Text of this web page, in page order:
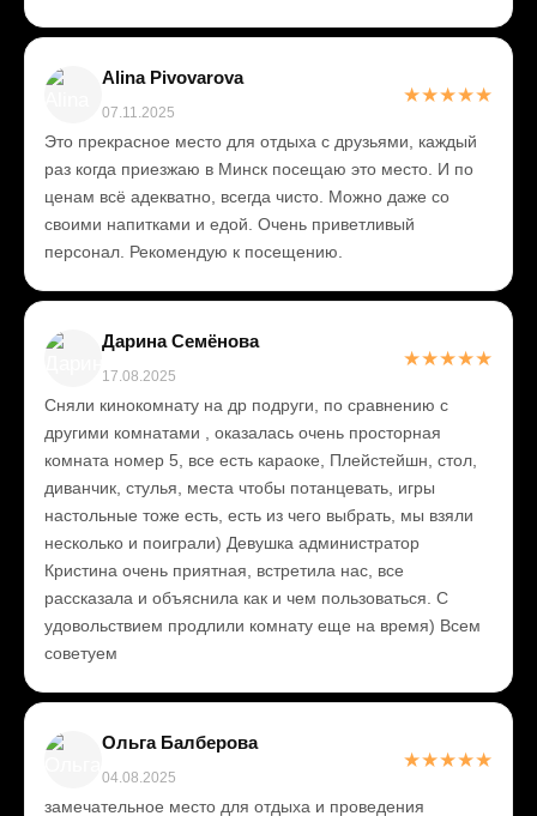
Alina Pivovarova
07.11.2025
★★★★★
Это прекрасное место для отдыха с друзьями, каждый
раз когда приезжаю в Минск посещаю это место. И по
ценам всё адекватно, всегда чисто. Можно даже со
своими напитками и едой. Очень приветливый
персонал. Рекомендую к посещению.
Дарина Семёнова
17.08.2025
★★★★★
Сняли кинокомнату на др подруги, по сравнению с
другими комнатами , оказалась очень просторная
комната номер 5, все есть караоке, Плейстейшн, стол,
диванчик, стулья, места чтобы потанцевать, игры
настольные тоже есть, есть из чего выбрать, мы взяли
несколько и поиграли) Девушка администратор
Кристина очень приятная, встретила нас, все
рассказала и объяснила как и чем пользоваться. С
удовольствием продлили комнату еще на время) Всем
советуем
Ольга Балберова
04.08.2025
★★★★★
замечательное место для отдыха и проведения